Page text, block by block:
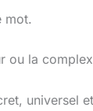
mot.
la